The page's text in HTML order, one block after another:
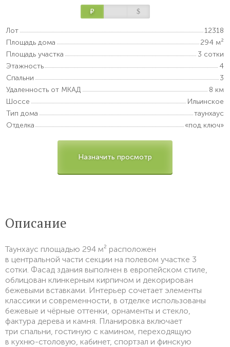
Р $
Лот
12318
Площадь дома
294 м²
Площадь участка
3 сотки
Этажность
4
Спальни
3
Удаленность от МКАД
8 км
Шоссе
Ильинское
Тип дома
таунхаус
Отделка
«под ключ»
Назначить просмотр
Описание
Таунхаус площадью 294 м² расположен
в центральной части секции на полевом участке 3
сотки. Фасад здания выполнен в европейском стиле,
облицован клинкерным кирпичом и декорирован
бежевыми вставками. Интерьер сочетает элементы
классики и современности, в отделке использованы
бежевые и чёрные оттенки, орнаменты и стекло,
фактура дерева и камня. Планировка включает
три спальни, гостиную с камином, переходящую
в кухню-столовую, кабинет, спортзал и финскую